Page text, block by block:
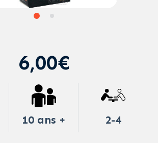
6,00€
10 ans + 2-4